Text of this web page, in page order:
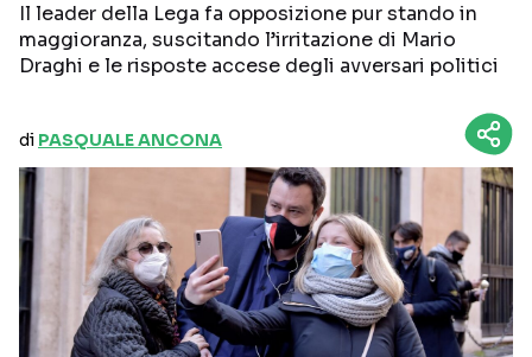
Il leader della Lega fa opposizione pur stando in
maggioranza, suscitando l’irritazione di Mario
Draghi e le risposte accese degli avversari politici
di PASQUALE ANCONA